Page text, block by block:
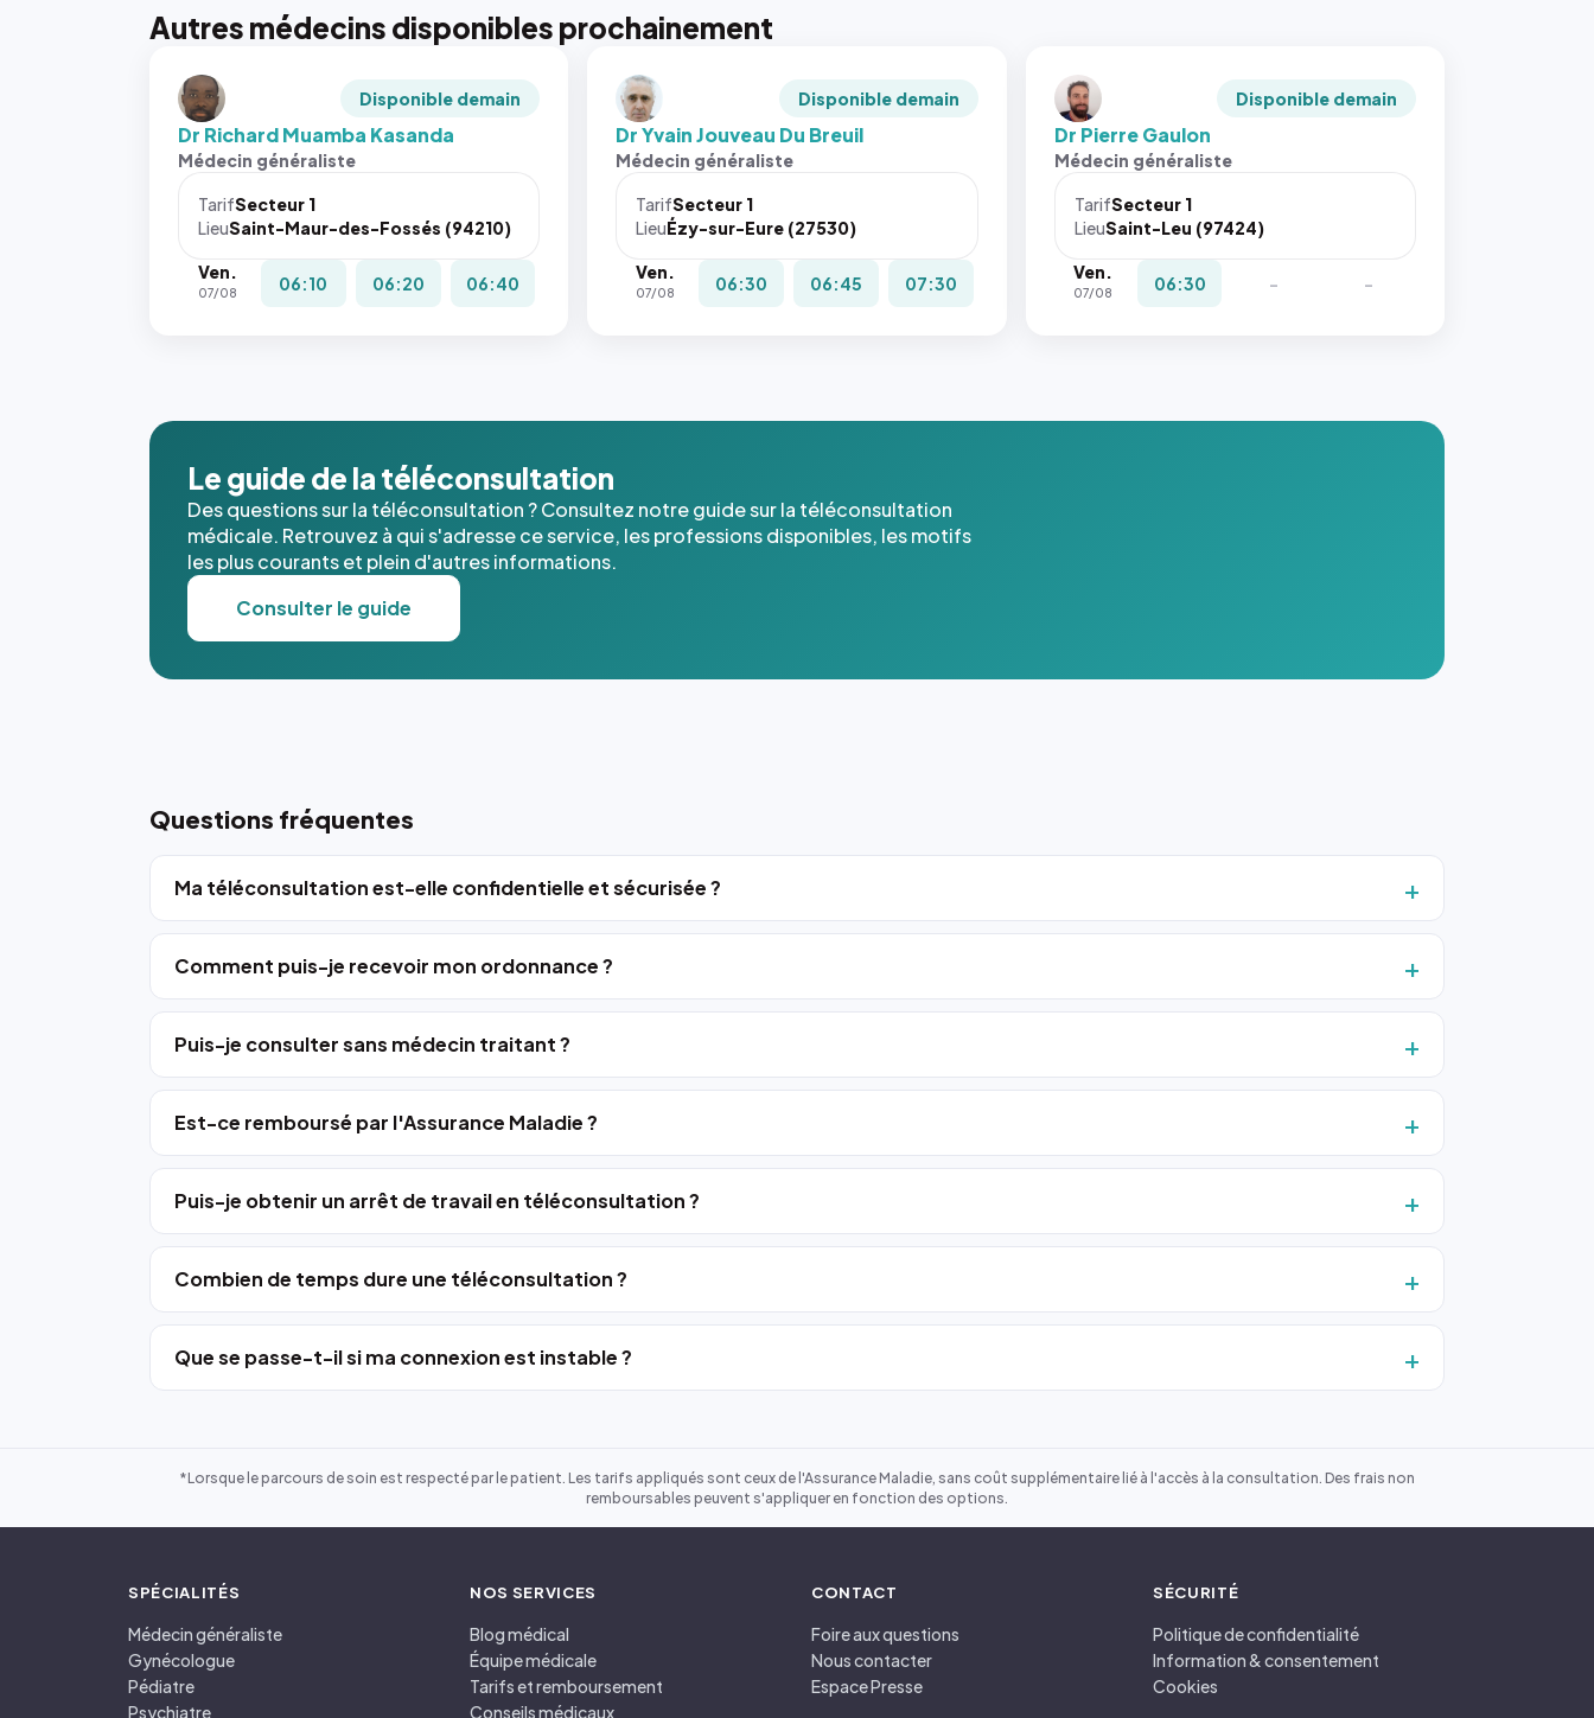
Autres médecins disponibles prochainement
Disponible demain
Dr Richard Muamba Kasanda
Médecin généraliste
TarifSecteur 1
LieuSaint-Maur-des-Fossés (94210)
Ven.
07/08 06:10 06:20 06:40
Disponible demain
Dr Yvain Jouveau Du Breuil
Médecin généraliste
TarifSecteur 1
LieuÉzy-sur-Eure (27530)
Ven.
07/08 06:30 06:45 07:30
Disponible demain
Dr Pierre Gaulon
Médecin généraliste
TarifSecteur 1
LieuSaint-Leu (97424)
Ven.
07/08 06:30 - -
Le guide de la téléconsultation
Des questions sur la téléconsultation ? Consultez notre guide sur la téléconsultation
médicale. Retrouvez à qui s'adresse ce service, les professions disponibles, les motifs
les plus courants et plein d'autres informations.
Consulter le guide
Questions fréquentes
Ma téléconsultation est-elle confidentielle et sécurisée ?
Comment puis-je recevoir mon ordonnance ?
Puis-je consulter sans médecin traitant ?
Est-ce remboursé par l'Assurance Maladie ?
Puis-je obtenir un arrêt de travail en téléconsultation ?
Combien de temps dure une téléconsultation ?
Que se passe-t-il si ma connexion est instable ?
*Lorsque le parcours de soin est respecté par le patient. Les tarifs appliqués sont ceux de l'Assurance Maladie, sans coût supplémentaire lié à l'accès à la consultation. Des frais non
remboursables peuvent s'appliquer en fonction des options.
SPÉCIALITÉS
Médecin généraliste
Gynécologue
Pédiatre
Psychiatre
NOS SERVICES
Blog médical
Équipe médicale
Tarifs et remboursement
Conseils médicaux
CONTACT
Foire aux questions
Nous contacter
Espace Presse
SÉCURITÉ
Politique de confidentialité
Information & consentement
Cookies